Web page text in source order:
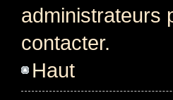
administrateurs
contacter.
Haut